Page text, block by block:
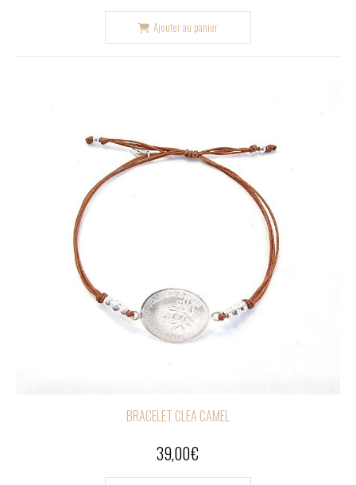
Ajouter au panier
BRACELET CLEA CAMEL
39,00€